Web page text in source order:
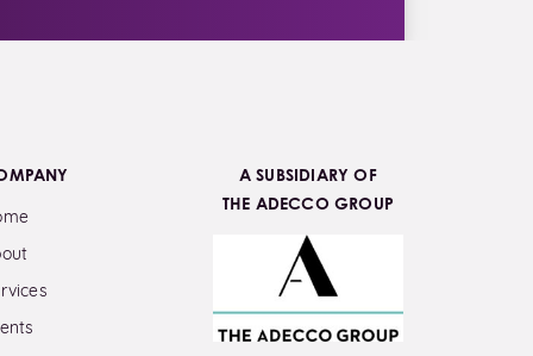
A SUBSIDIARY OF
THE ADECCO GROUP